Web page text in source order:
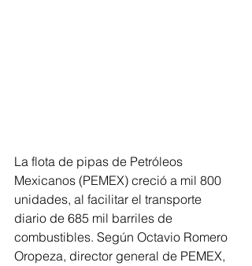
La flota de pipas de Petróleos
Mexicanos (PEMEX) creció a mil 800
unidades, al facilitar el transporte
diario de 685 mil barriles de
combustibles. Según Octavio Romero
Oropeza, director general de PEMEX,